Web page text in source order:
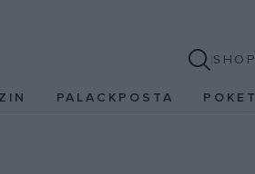
SHOP
PALACKPOSTA POKET